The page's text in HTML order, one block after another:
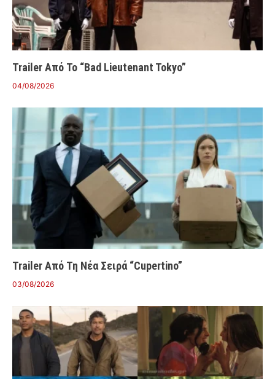
Trailer Από Το “Bad Lieutenant Tokyo”
04/08/2026
Trailer Από Τη Νέα Σειρά “Cupertino”
03/08/2026